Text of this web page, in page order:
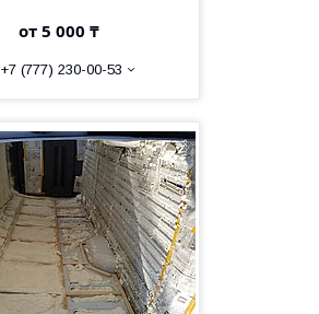
от 5 000 ₸
+7 (777) 230-00-53